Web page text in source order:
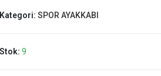
Kategori: SPOR AYAKKABI
Stok: 9